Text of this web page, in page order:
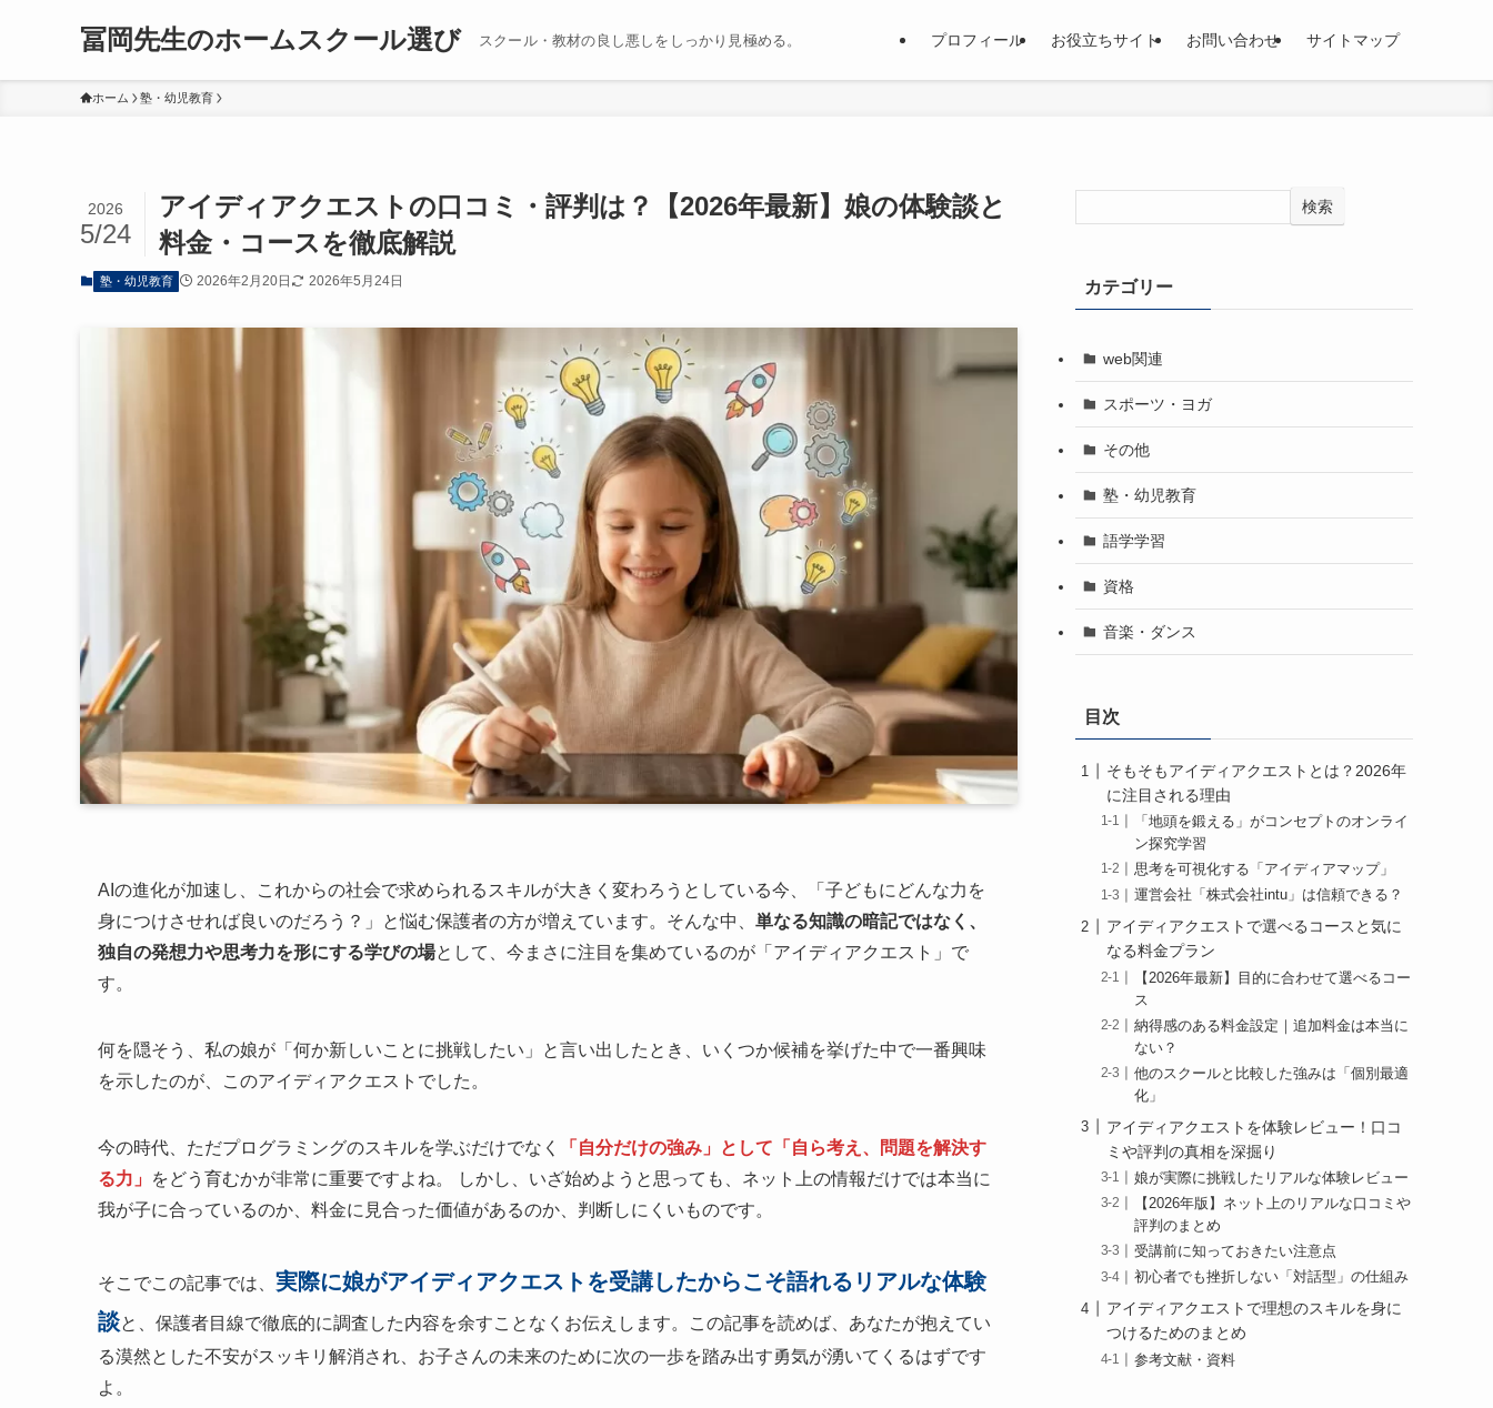
冨岡先生のホームスクール選び スクール・教材の良し悪しをしっかり見極める。 プロフィール お役立ちサイト お問い合わせ サイトマップ
ホーム 塾・幼児教育
アイディアクエストの口コミ・評判は？【2026年最新】娘の体験談と
料金・コースを徹底解説
2026
5/24
塾・幼児教育 2026年2月20日 2026年5月24日
AIの進化が加速し、これからの社会で求められるスキルが大きく変わろうとしている今、「子どもにどんな力を
身につけさせれば良いのだろう？」と悩む保護者の方が増えています。そんな中、 単なる知識の暗記ではなく、
独自の発想力や思考力を形にする学びの場として、今まさに注目を集めているのが「アイディアクエスト」で
す。
何を隠そう、私の娘が「何か新しいことに挑戦したい」と言い出したとき、いくつか候補を挙げた中で一番興味
を示したのが、このアイディアクエストでした。
今の時代、ただプログラミングのスキルを学ぶだけでなく
「自分だけの強み」として「自ら考え、問題を解決す
る力」
をどう育むかが非常に重要ですよね。 しかし、いざ始めようと思っても、ネット上の情報だけでは本当に
我が子に合っているのか、料金に見合った価値があるのか、判断しにくいものです。
そこでこの記事では、 実際に娘がアイディアクエストを受講したからこそ語れるリアルな体験
談と、保護者目線で徹底的に調査した内容を余すことなくお伝えします。この記事を読めば、あなたが抱えてい
る漠然とした不安がスッキリ解消され、お子さんの未来のために次の一歩を踏み出す勇気が湧いてくるはずです
よ。
検索
カテゴリー
web関連
スポーツ・ヨガ
その他
塾・幼児教育
語学学習
資格
音楽・ダンス
目次
そもそもアイディアクエストとは？2026年
に注目される理由
「地頭を鍛える」がコンセプトのオンライ
ン探究学習
思考を可視化する「アイディアマップ」
運営会社「株式会社intu」は信頼できる？
アイディアクエストで選べるコースと気に
なる料金プラン
【2026年最新】目的に合わせて選べるコー
ス
納得感のある料金設定｜追加料金は本当に
ない？
他のスクールと比較した強みは「個別最適
化」
アイディアクエストを体験レビュー！口コ
ミや評判の真相を深掘り
娘が実際に挑戦したリアルな体験レビュー
【2026年版】ネット上のリアルな口コミや
評判のまとめ
受講前に知っておきたい注意点
初心者でも挫折しない「対話型」の仕組み
アイディアクエストで理想のスキルを身に
つけるためのまとめ
参考文献・資料